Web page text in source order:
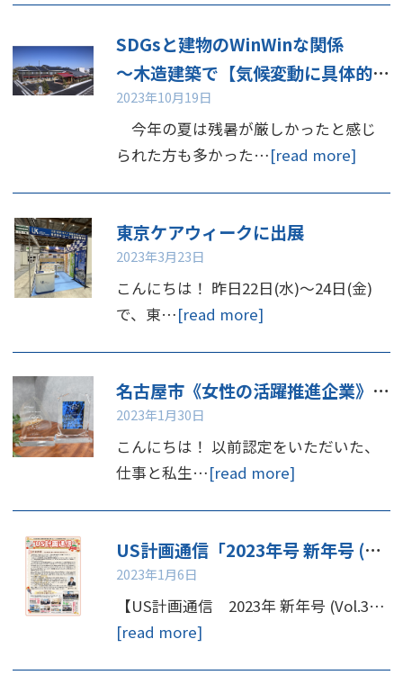
SDGsと建物のWinWinな関係
～木造建築で【気候変動に具体的な対策を】～
2023年10月19日
今年の夏は残暑が厳しかったと感じ
られた方も多かった…[read more]
東京ケアウィークに出展
2023年3月23日
こんにちは！ 昨日22日(水)〜24日(金)
で、東…[read more]
名古屋市《女性の活躍推進企業》《子育て支援企業》認定をいただきました
2023年1月30日
こんにちは！ 以前認定をいただいた、
仕事と私生…[read more]
US計画通信「2023年号 新年号 (Vol.31)」更新しました！
2023年1月6日
【US計画通信 2023年 新年号 (Vol.3…
[read more]